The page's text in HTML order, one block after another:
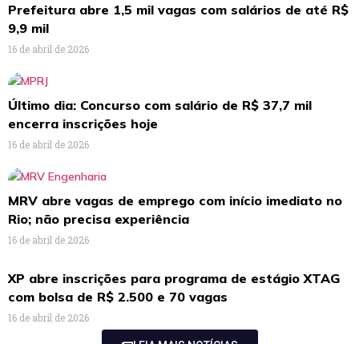
Prefeitura abre 1,5 mil vagas com salários de até R$
9,9 mil
16 de abril de 2026
Último dia: Concurso com salário de R$ 37,7 mil
encerra inscrições hoje
16 de abril de 2026
MRV abre vagas de emprego com início imediato no
Rio; não precisa experiência
16 de abril de 2026
XP abre inscrições para programa de estágio XTAG
com bolsa de R$ 2.500 e 70 vagas
16 de abril de 2026